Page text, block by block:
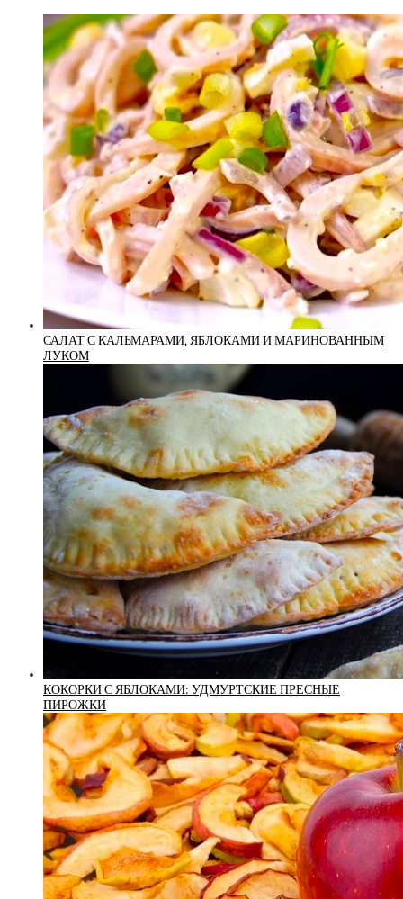
САЛАТ С КАЛЬМАРАМИ, ЯБЛОКАМИ И МАРИНОВАННЫМ
ЛУКОМ
КОКОРКИ С ЯБЛОКАМИ: УДМУРТСКИЕ ПРЕСНЫЕ
ПИРОЖКИ